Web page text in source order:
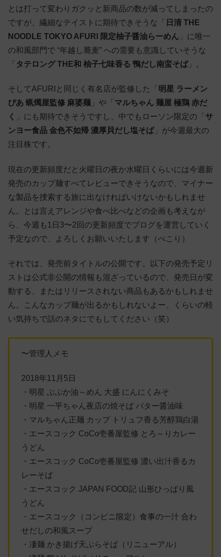
とは打って変わりガクッと新商品の数が減ってしまったの
ですが、繊細なテイストに期待できそうな「 日清 THE
NOODLE TOKYO AFURI 限定柚子醤油らーめん 」に唯一
の和風部門で “年越し蕎麦” への需要も意識していそうな
「 タテロング THE和 柚子七味香る 鴨だし南蛮そば」。
そしてAFURIと同じく有名店が監修した「 明星 ラーメン
ぴあ 蝋燭屋監修 麻婆麺 」や「 マルちゃん 麺屋 極鶏 赤だ
く
」にも期待できそうですし、中でもローソン限定の「 サ
ンヨー食品 金色不如帰 濃厚貝だし塩そば」が今週最大の
注目株です。
現在の更新頻度だと火曜日の夜か水曜日くらいには今週新
発売のカップ麺すべてレビューできそうなので、マイナー
な製品を捜索する旅に出なければいけないかもしれませ
ん。とは言えアレンジや食べ比べなどの企画も考えなが
ら、今週も1日3〜2回の更新頻度でブログを運営していく
予定なので、よろしくお願いいたします（ぺこり）
それでは、発売前タイトルの公開です。以下の発売予定リ
ストは公式非公開の情報も混ざっているので、発売日が変
動する、またはリリースされない商品もあるかもしれませ
ん。こんなカップ麺が出るかもしれないよー、くらいの軽
い気持ちで話のネタにでもしてください（笑）
〜管理人メモ
2018年11月5日
・明星 ぶぶか油～めん 大盛 にんにくみそ
・明星 一平ちゃん夜店の焼そば バター醤油味
・マルちゃん正麺 カップ トリュフ香る芳醇鶏白湯
・エースコック CoCo壱番屋監修 とろ～りカレー
うどん
・エースコック CoCo壱番屋監修 濃い出汁香るカ
レーそば
・エースコック JAPAN FOOD記 山形ひっぱり風
うどん
・エースコック（コンビニ限定）食事の一汁 合わ
せだしの和風スープ
・凄麺 かき揚げ天ぷらそば（リニューアル）